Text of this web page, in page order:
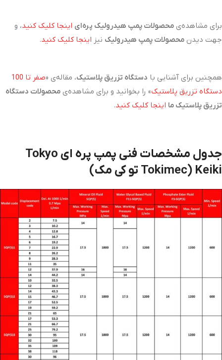
برای مشاهده‌ی محصولات پمپ هیدرولیک پره‌ای اینجا کلیک کنید، و
جهت دیدن محصولات پمپ هیدرولیک نیز اینجا کلیک کنید.
همچنین برای آشنایی با دستگاه تزریق پلاستیک، مقاله‌ی «
صفر تا 100
دستگاه تزریق پلاستیک» را بخوانید و برای مشاهده‌ی محصولات دستگاه
تزریق پلاستیک ما اینجا کلیک کنید.
جدول مشخصات فنی پمپ پره ای Tokyo
Keiki (Tokimec تو کی مک)